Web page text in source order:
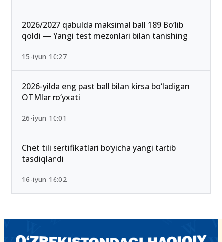
2026/2027 qabulda maksimal ball 189 Bo‘lib
qoldi — Yangi test mezonlari bilan tanishing
15-iyun 10:27
2026-yilda eng past ball bilan kirsa bo‘ladigan
OTMlar ro‘yxati
26-iyun 10:01
Chet tili sertifikatlari bo‘yicha yangi tartib
tasdiqlandi
16-iyun 16:02